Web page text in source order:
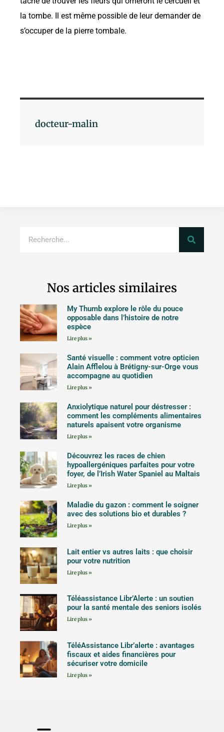
la tombe. Il est même possible de leur demander de
s’occuper de la pierre tombale.
docteur-malin
Nos articles similaires
My Thumb explore le rôle du pouce
opposable dans l’histoire de notre
espèce
Lire plus »
Santé visuelle : comment votre opticien
Alain Afflelou à Brétigny-sur-Orge vous
accompagne au quotidien
Lire plus »
Anxiolytique naturel pour déstresser :
comment les compléments alimentaires
naturels apaisent votre organisme
Lire plus »
Découvrez les races de chien
hypoallergéniques parfaites pour votre
foyer, de l’Irish Water Spaniel au Maltais
Lire plus »
Maladie du gazon : comment le soigner
avec des solutions bio et durables ?
Lire plus »
Lait entier vs autres laits : que choisir
pour votre nutrition
Lire plus »
Téléassistance Libr’Alerte : un soutien
pour la santé mentale des seniors isolés
Lire plus »
TéléAssistance Libr’alerte : avantages
fiscaux et aides financières pour
sécuriser votre domicile
Lire plus »